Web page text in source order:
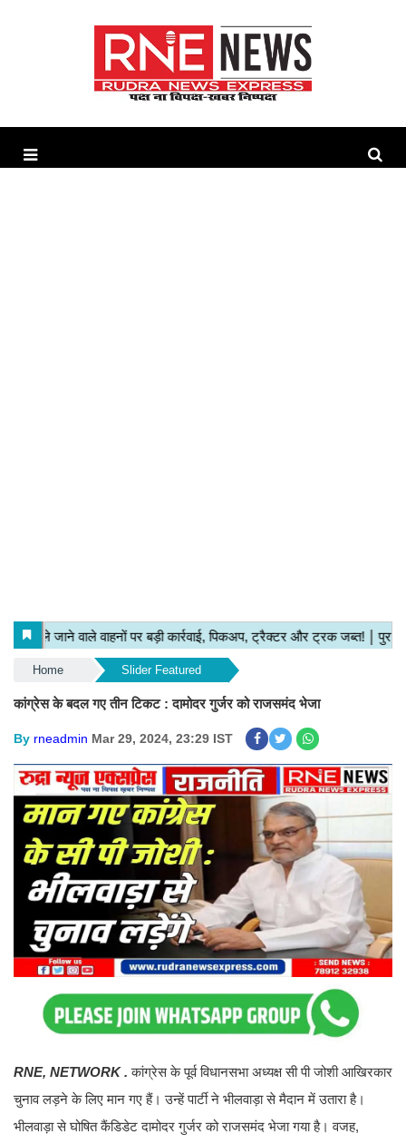
Home Slider Featured
कांग्रेस के बदल गए तीन टिकट : दामोदर गुर्जर को राजसमंद भेजा
By rneadmin Mar 29, 2024, 23:29 IST
RNE, NETWORK . कांग्रेस के पूर्व विधानसभा अध्यक्ष सी पी जोशी आखिरकार
चुनाव लड़ने के लिए मान गए हैं। उन्हें पार्टी ने भीलवाड़ा से मैदान में उतारा है।
भीलवाड़ा से घोषित कैंडिडेट दामोदर गुर्जर को राजसमंद भेजा गया है। वजह,